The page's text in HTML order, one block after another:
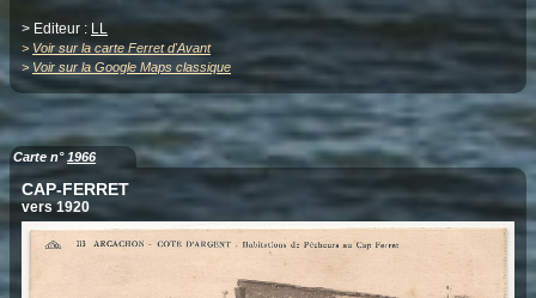
> Editeur : LL
> Voir sur la carte Ferret d'Avant
> Voir sur la Google Maps classique
Carte n°1966
CAP-FERRET
vers 1920